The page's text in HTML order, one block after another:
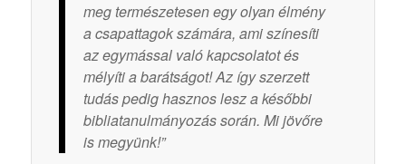
meg természetesen egy olyan élmény
a csapattagok számára, ami színesíti
az egymással való kapcsolatot és
mélyíti a barátságot! Az így szerzett
tudás pedig hasznos lesz a későbbi
bibliatanulmányozás során. Mi jövőre
is megyünk!”